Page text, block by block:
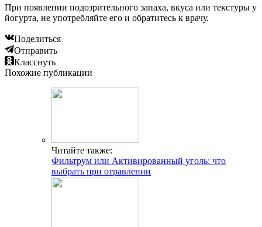
При появлении подозрительного запаха, вкуса или текстуры у
йогурта, не употребляйте его и обратитесь к врачу.
Поделиться
Отправить
Класснуть
Похожие публикации
Читайте также:
Фильтрум или Активированный уголь: что
выбрать при отравлении